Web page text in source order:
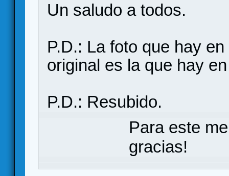
Un saludo a todos.
P.D.: La foto que hay
original es la que hay
P.D.: Resubido.
Para este
gracias!